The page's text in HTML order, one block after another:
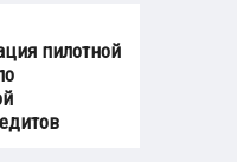
пилотной